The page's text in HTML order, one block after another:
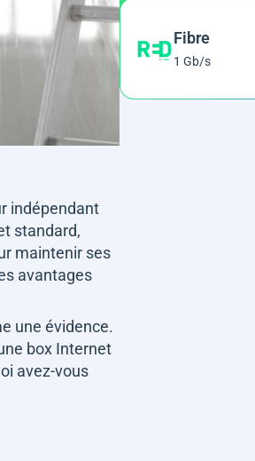
indépendant
standard,
maintenir ses
avantages
une évidence.
box Internet
avez-vous
Fibre
1 Gb/s